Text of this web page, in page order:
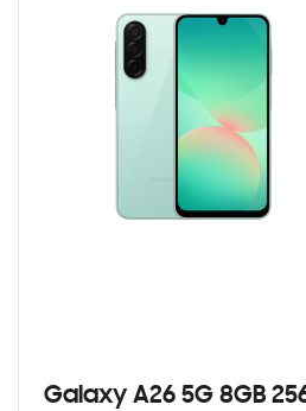
Galaxy A26 5G 8GB